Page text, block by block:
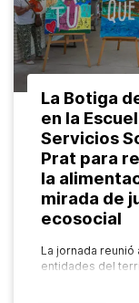
La Botiga
en la
Servicios
Prat para
la
mirada de
ecosocial
La jornada
entidades del